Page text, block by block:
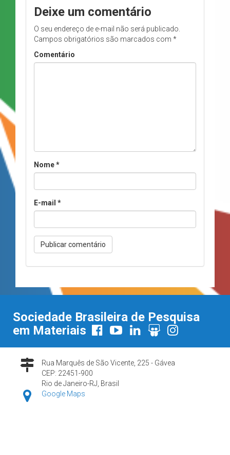
Deixe um comentário
O seu endereço de e-mail não será publicado.
Campos obrigatórios são marcados com *
Comentário
Nome*
E-mail *
Sociedade Brasileira de Pesquisa
em Materiais
Rua Marquês de São Vicente, 225 - Gávea
CEP: 22451-900
Rio de Janeiro-RJ, Brasil
Google Maps